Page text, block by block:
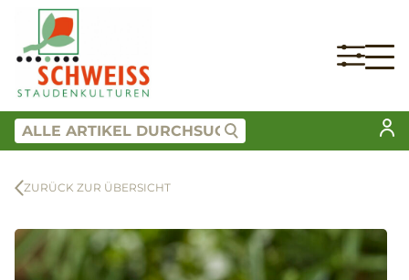
ZURÜCK ZUR ÜBERSICHT